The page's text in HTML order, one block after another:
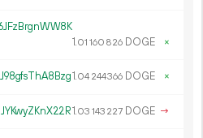
1.01 160 826 DOGE ×
1.04 244366 DOGE ×
1.03 143 227 DOGE →